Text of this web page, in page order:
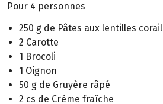
Pour 4 personnes
250 g de Pâtes aux lentilles corail
2 Carotte
1 Brocoli
1 Oignon
50 g de Gruyère râpé
2 cs de Crème fraîche